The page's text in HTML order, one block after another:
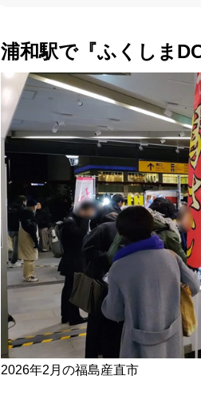
浦和駅で『ふくしま
2026年2月の福島産直市